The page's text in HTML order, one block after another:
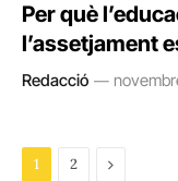
Per què
l’assetjament
Redacció
1 2 Next